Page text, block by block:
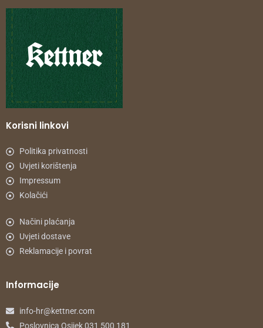
Korisni linkovi
Politika privatnosti
Uvjeti korištenja
Impressum
Kolačići
Načini plaćanja
Uvjeti dostave
Reklamacije i povrat
Informacije
info-hr@kettner.com
Poslovnica Osijek 031 500 181